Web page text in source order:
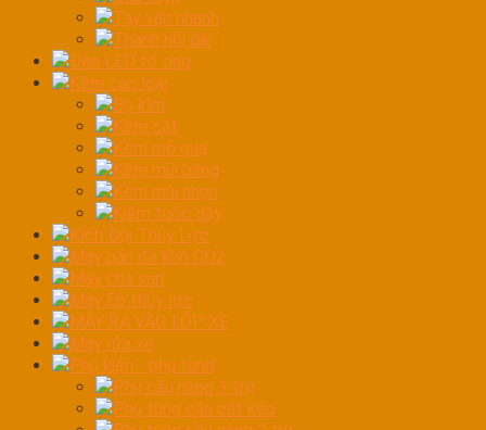
Tay vặn nhanh
Thanh nối dài
Đèn LED tổ ong
Kềm các loại
Bộ kìm
Kềm cắt
Kềm mỏ quạ
Kềm mũi bằng
Kềm mũi nhọn
Kiềm tuốc dây
Kích Đội Thủy Lực
Máy bắn đá khô CO2
Máy chà sàn
Máy Ép thủy lực
MÁY RA VÀO LỐP XE
Máy rửa xe
Phụ kiện - phụ tùng
Phụ cầu nâng 1 trụ
Phụ tùng cầu cắt kéo